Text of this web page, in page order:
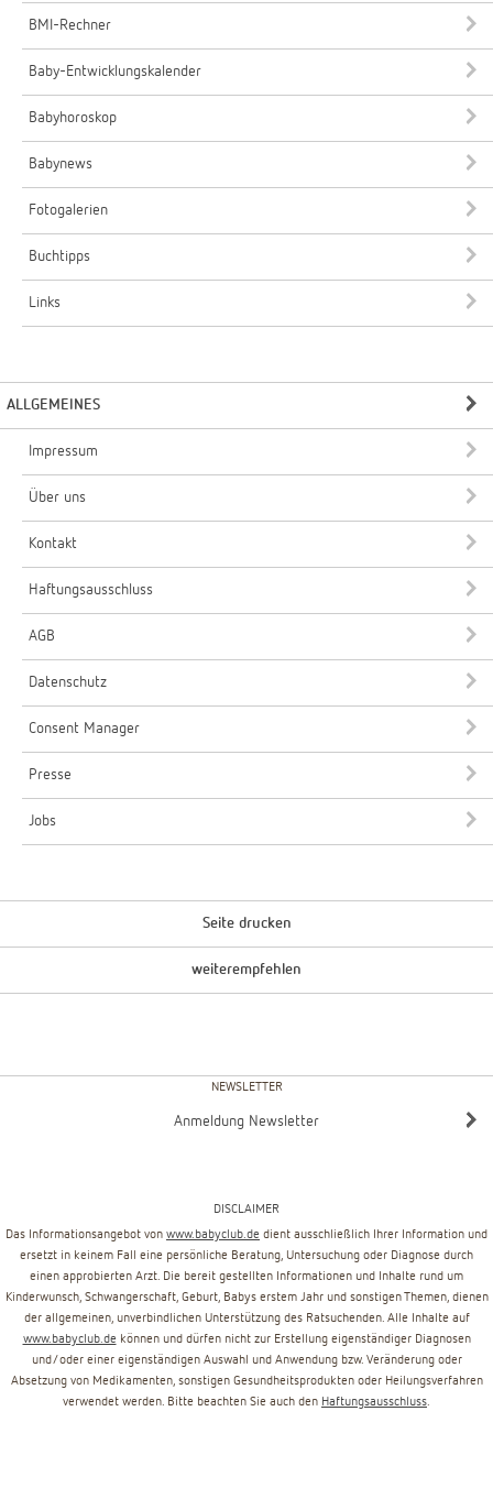
BMI-Rechner
Baby-Entwicklungskalender
Babyhoroskop
Babynews
Fotogalerien
Buchtipps
Links
ALLGEMEINES
Impressum
Über uns
Kontakt
Haftungsausschluss
AGB
Datenschutz
Consent Manager
Presse
Jobs
Seite drucken
weiterempfehlen
NEWSLETTER
Anmeldung Newsletter
DISCLAIMER
Das Informationsangebot von www.babyclub.de dient ausschließlich Ihrer Information und
ersetzt in keinem Fall eine persönliche Beratung, Untersuchung oder Diagnose durch
einen approbierten Arzt. Die bereit gestellten Informationen und Inhalte rund um
Kinderwunsch, Schwangerschaft, Geburt, Babys erstem Jahr und sonstigen Themen, dienen
der allgemeinen, unverbindlichen Unterstützung des Ratsuchenden. Alle Inhalte auf
www.babyclub.de können und dürfen nicht zur Erstellung eigenständiger Diagnosen
und/oder einer eigenständigen Auswahl und Anwendung bzw. Veränderung oder
Absetzung von Medikamenten, sonstigen Gesundheitsprodukten oder Heilungsverfahren
verwendet werden. Bitte beachten Sie auch den Haftungsausschluss.